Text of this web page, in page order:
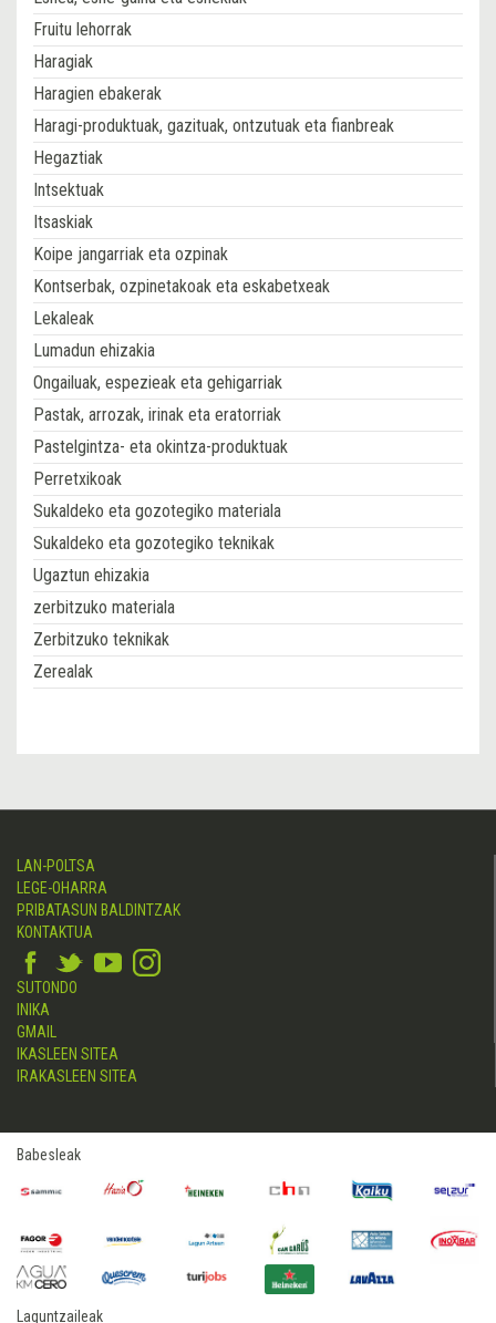
Fruitu lehorrak
Haragiak
Haragien ebakerak
Haragi-produktuak, gazituak, ontzutuak eta fianbreak
Hegaztiak
Intsektuak
Itsaskiak
Koipe jangarriak eta ozpinak
Kontserbak, ozpinetakoak eta eskabetxeak
Lekaleak
Lumadun ehizakia
Ongailuak, espezieak eta gehigarriak
Pastak, arrozak, irinak eta eratorriak
Pastelgintza- eta okintza-produktuak
Perretxikoak
Sukaldeko eta gozotegiko materiala
Sukaldeko eta gozotegiko teknikak
Ugaztun ehizakia
zerbitzuko materiala
Zerbitzuko teknikak
Zerealak
LAN-POLTSA
LEGE-OHARRA
PRIBATASUN BALDINTZAK
KONTAKTUA
SUTONDO
INIKA
GMAIL
IKASLEEN SITEA
IRAKASLEEN SITEA
Babesleak
Laguntzaileak